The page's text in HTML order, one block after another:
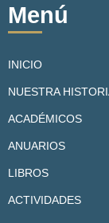
Menú
INICIO
NUESTRA
ACADÉMICOS
ANUARIOS
LIBROS
ACTIVIDADES